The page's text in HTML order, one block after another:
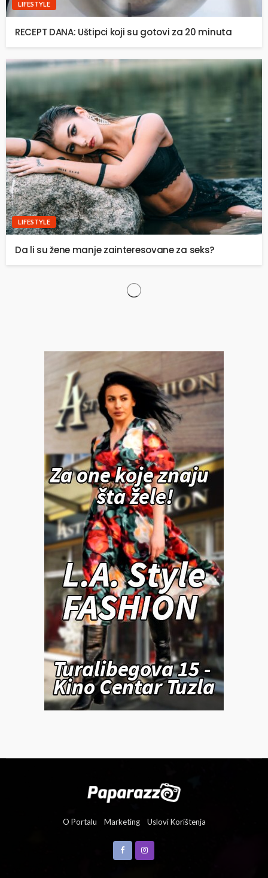
LIFESTYLE
RECEPT DANA: Uštipci koji su gotovi za 20 minuta
LIFESTYLE
Da li su žene manje zainteresovane za seks?
O Portalu Marketing Uslovi Korištenja